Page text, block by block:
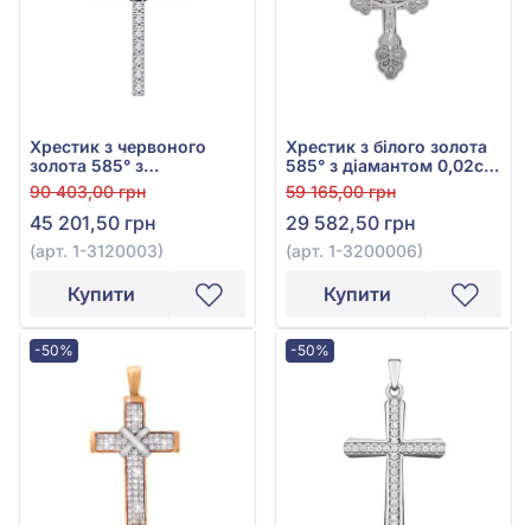
Хрестик з червоного
золота 585° з
діамантами 0,35ct та
синім сапфіром 0,13ct,
арт. 1-3120003
90 403,00 грн
45 201,50 грн
(арт. 1-3120003)
Купити
Хрестик з білого золота
585° з діамантом 0,02ct,
арт. 1-3200006
59 165,00 грн
29 582,50 грн
(арт. 1-3200006)
Купити
-50% -50%